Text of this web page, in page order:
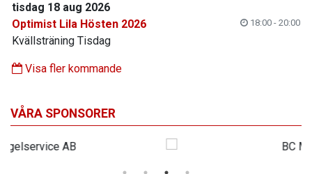
tisdag 18 aug 2026
Optimist Lila Hösten 2026
18:00 - 20:00
Kvällsträning Tisdag
Visa fler kommande
VÅRA SPONSORER